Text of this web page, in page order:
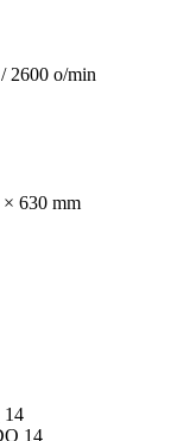
2600 o/min
630 mm
14